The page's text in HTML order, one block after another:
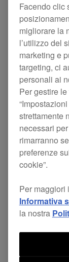
DDJ-
Updates
Il nuovo
DDJ-400 è
Questi
alcuni
1000SRT
Facendo clic
migliorare la
l’utilizzo del
marketing e
targeting, ci
personali ai
Per gestire
strettamente
necessari
rimarranno
preferenze
cookie”.
Per maggiori
Informativa
la nostra